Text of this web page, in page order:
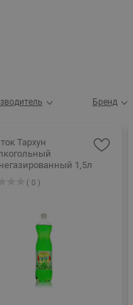
Бренд
Тархун
1,5л
( 0 )